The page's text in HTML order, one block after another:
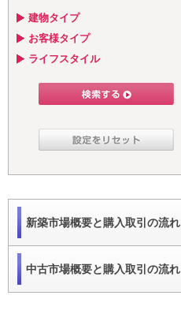
建物タイプ
お客様タイプ
ライフスタイル
新築市場概要と購入取引の流れ
中古市場概要と購入取引の流れ